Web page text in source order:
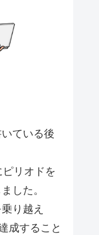
ている後
リオドを
した。
り越え
成すること